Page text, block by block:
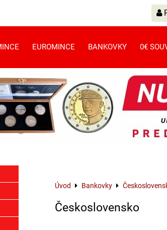
EUROMINCE BANKOVKY 0€
Úvod Bankovky
Československo